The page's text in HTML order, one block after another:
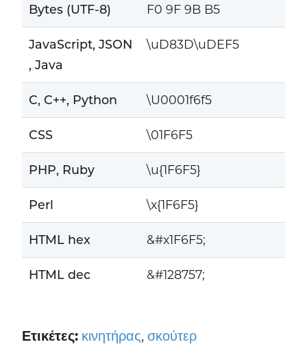
Bytes (UTF-8) F0 9F 9B B5
JavaScript, JSON
, Java
\uD83D\uDEF5
C, C++, Python \U0001f6f5
CSS \01F6F5
PHP, Ruby \u{1F6F5}
Perl \x{1F6F5}
HTML hex &#x1F6F5;
HTML dec &#128757;
Ετικέτες: κινητήρας, σκούτερ